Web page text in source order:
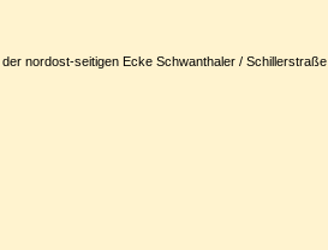
nordost-seitigen Ecke Schwanthaler / Schillerstraße